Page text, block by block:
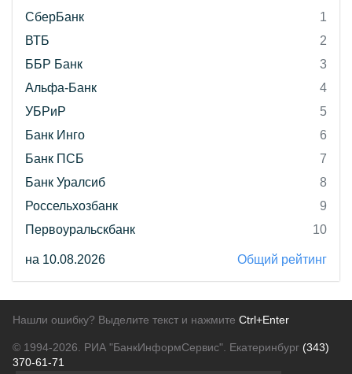
СберБанк
1
ВТБ
2
ББР Банк
3
Альфа-Банк
4
УБРиР
5
Банк Инго
6
Банк ПСБ
7
Банк Уралсиб
8
Россельхозбанк
9
Первоуральскбанк
10
на 10.08.2026 Общий рейтинг
Нашли ошибку? Выделите текст и нажмите Ctrl+Enter
© 1994-2026. РИА "БанкИнформСервис". Екатеринбург (343)
370-61-71